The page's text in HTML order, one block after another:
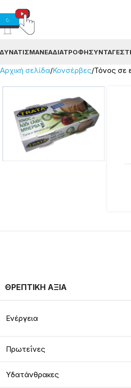
ΝΈΑΔΙΑΤΡΟΦΉΣΥΝΤΑΓΈΣ
Αρχική σελίδα Κονσέρβες Τόνος σε
ΘΡΕΠΤΙΚΗ ΑΞΙΑ
Ενέργεια
Πρωτεΐνες
Υδατάνθρακες